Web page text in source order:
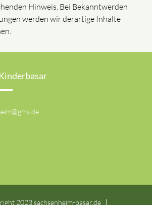
Hinweis. Bei Bekanntwerden
werden wir derartige Inhalte
2023sachsenheim-basar.de